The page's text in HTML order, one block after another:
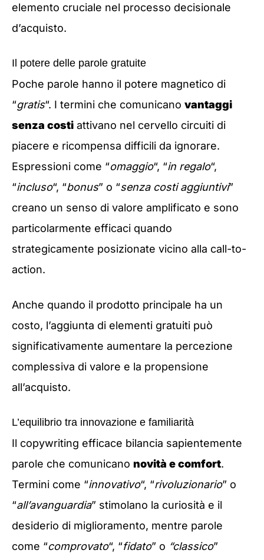
elemento cruciale nel processo decisionale
d’acquisto.
Il potere delle parole gratuite
Poche parole hanno il potere magnetico di
“gratis“. I termini che comunicano vantaggi
senza costi attivano nel cervello circuiti di
piacere e ricompensa difficili da ignorare.
Espressioni come “omaggio“, “in regalo“,
“incluso“, “bonus” o “senza costi aggiuntivi”
creano un senso di valore amplificato e sono
particolarmente efficaci quando
strategicamente posizionate vicino alla call-to-
action.
Anche quando il prodotto principale ha un
costo, l’aggiunta di elementi gratuiti può
significativamente aumentare la percezione
complessiva di valore e la propensione
all’acquisto.
L’equilibrio tra innovazione e familiarità
Il copywriting efficace bilancia sapientemente
parole che comunicano novità e comfort.
Termini come “innovativo“, “rivoluzionario” o
“all’avanguardia” stimolano la curiosità e il
desiderio di miglioramento, mentre parole
come “comprovato“, “fidato” o “classico”